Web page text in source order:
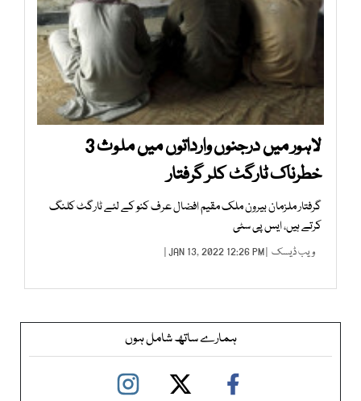
لاہور میں درجنوں وارداتوں میں ملوث 3
خطرناک ٹارگٹ کلر گرفتار
گرفتار ملزمان بیرون ملک مقیم افضال عرف کنو کے لئے ٹارگٹ کلنگ
کرتے ہیں، ایس پی سٹی
ویب ڈیسک | JAN 13, 2022 12:26 PM |
ہمارے ساتھ شامل ہوں